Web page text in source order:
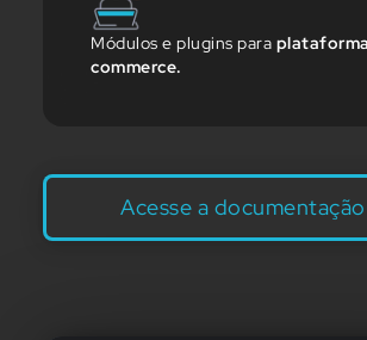
Módulos e plugins para
commerce.
Acesse a documentação